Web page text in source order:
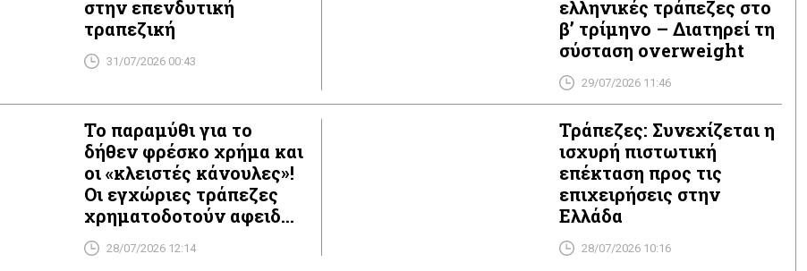
στην επενδυτική
τραπεζική
31/07/2026 00:43
ελληνικές τράπεζες στο
β’ τρίμηνο – Διατηρεί τη
σύσταση overweight
29/07/2026 11:46
Το παραμύθι για το
δήθεν φρέσκο χρήμα και
οι «κλειστές κάνουλες»!
Οι εγχώριες τράπεζες
χρηματοδοτούν αφειδώς
τους… ξένους επενδυτές
(που δεν τους δανείζει
28/07/2026 12:14
Τράπεζες: Συνεχίζεται η
ισχυρή πιστωτική
επέκταση προς τις
επιχειρήσεις στην
Ελλάδα
28/07/2026 10:16